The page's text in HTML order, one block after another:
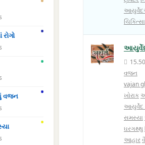
ચિકિત્સા
વજન
vajan
ખોરાક
આયુર્વેદ
સમસ્યા
ઘરગથ્થુ
આહાર
રોગો
વજન